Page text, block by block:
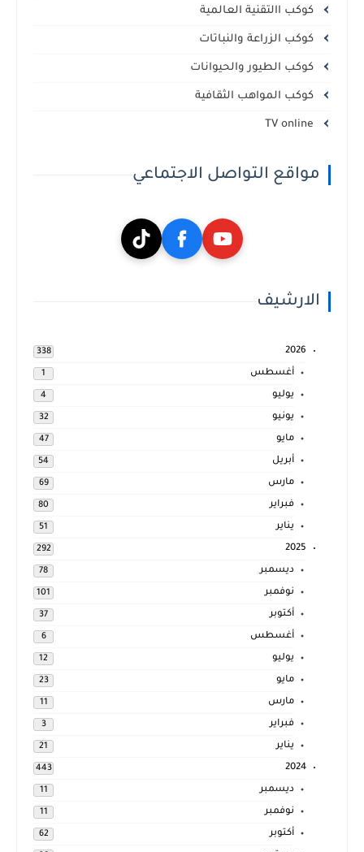
كوكب االتقنية العالمية
كوكب الزراعة والنباتات
كوكب الطيور والحيوانات
كوكب المواهب الثقافية
مواقع التواصل الاجتماعي
الارشيف
2026
338
أغسطس 1
يوليو 4
يونيو 32
مايو 47
أبريل 54
مارس 69
فبراير 80
يناير 51
2025
292
ديسمبر 78
نوفمبر 101
أكتوبر 37
أغسطس 6
يوليو 12
مايو 23
مارس 11
فبراير 3
يناير 21
2024
443
ديسمبر 11
نوفمبر 11
أكتوبر 62